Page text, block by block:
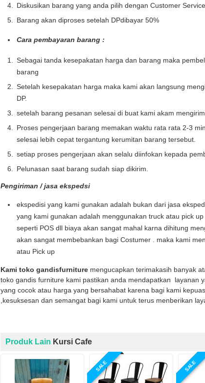
Diskusikan barang yang anda pilih dengan Customer
Barang akan diproses setelah DPdibayar 50%
Cara pembayaran barang :
Sebagai tanda kesepakatan harga dan barang maka
barang
Setelah kesepakatan harga maka kami akan langsung
DP.
setelah barang pesanan selesai di buat kami akam
Proses pengerjaan barang memakan waktu rata rata 2-3
selesai lebih cepat tergantung kerumitan barang tersebut.
setiap proses pengerjaan akan selalu diinfokan kepada
Pelunasan saat barang sudah siap dikirim.
Pengiriman / jasa ekspedsi
ekspedisi yang kami gunakan adalah bukan dari jasa
yang kami gunakan adalah menggunakan truck atau pick
seperti POS dll biaya akan sangat mahal karna dihitung
akan sangat membebankan bagi Costumer . maka kami
atau Pick up
Kami toko gandisfurnituremengucapkan terimakasih banyak
toko gandis furniture kami pastikan anda mendapatkan layanan
yang cocok atau harga yang bersahabat karena bagi kami
,kesuksesan dan semangat bagi kami untuk terus menberikan
Produk Lain Kursi Cafe
SALE SALE